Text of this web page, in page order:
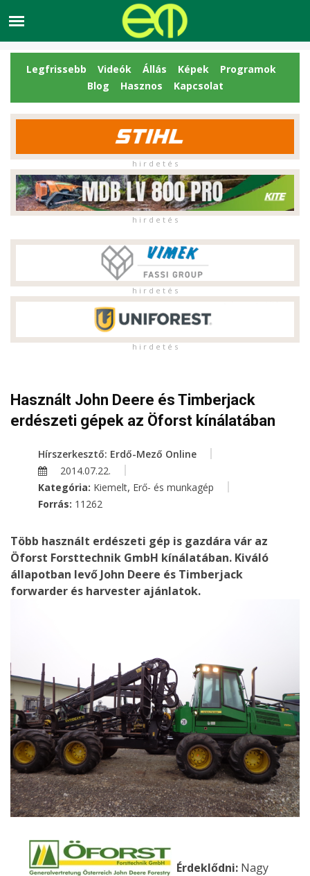
Legfrissebb Videók Állás Képek
Programok
Blog
Hasznos Kapcsolat
h i r d e t é s
h i r d e t é s
h i r d e t é s
h i r d e t é s
Használt John Deere és Timberjack
erdészeti gépek az Öforst kínálatában
Hírszerkesztő: Erdő-Mező Online
2014.07.22.
Kategória: Kiemelt, Erő- és munkagép
Forrás: 11262
Több használt erdészeti gép is gazdára vár az
Öforst Forsttechnik GmbH kínálatában. Kiváló
állapotban levő John Deere és Timberjack
forwarder és harvester ajánlatok.
Érdeklődni: Nagy